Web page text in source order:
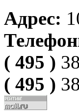
Адрес:
( 495 )
( 495 )